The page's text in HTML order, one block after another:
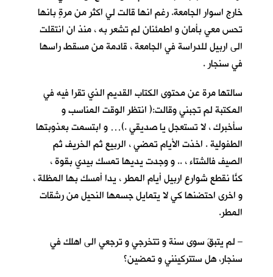
خارج اسوار الجامعة. رغم انها قالت لي اكثر من مرةٍ بانها
تحس معي بأمان و اطمئنان لم تشعر به ، منذ ان انتقلت
الى اربيل للدراسة في الجامعة ، قادمة من مسقط راسها
في سنجار .
سالتها مرة عن محتوى الكتاب القديم الذي تقرا فيه في
المكتبة لم تجبني وقالت:( انتظر الوقت المناسب و
سأخبرك ، لا تستعجل يا صديقي .)… و ابتسمت بعذوبتها
الطفولية . اخذت الأيام تمضي ، الربيع ثم الخريف ثم
الصيف فالشتاء ، .. و وجدت يديها تمسك بيدي بقوة ،
كنّا نقطع شوارع اربيل أيام المطر ، يداً أمسك بها المظلة ،
و اخرى احتضنها كي لا يتمايل جسمها النحيل من رشقات
المطر.
– لم يتبقَ سوى سنة و تتخرجي و ترجعي الى اهلك في
سنجار، هل ستتركينني و تمضين؟